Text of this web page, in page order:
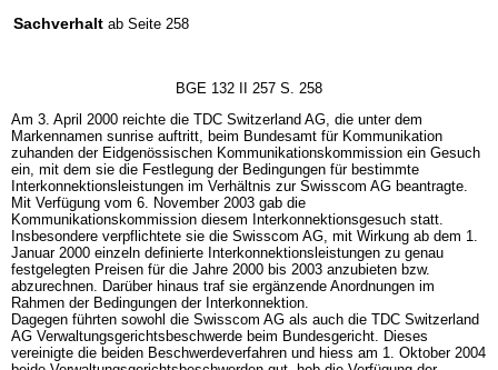
Sachverhalt ab Seite 258
BGE 132 II 257 S. 258
Am 3. April 2000 reichte die TDC Switzerland AG, die unter dem
Markennamen sunrise auftritt, beim Bundesamt für Kommunikation
zuhanden der Eidgenössischen Kommunikationskommission ein Gesuch
ein, mit dem sie die Festlegung der Bedingungen für bestimmte
Interkonnektionsleistungen im Verhältnis zur Swisscom AG beantragte.
Mit Verfügung vom 6. November 2003 gab die
Kommunikationskommission diesem Interkonnektionsgesuch statt.
Insbesondere verpflichtete sie die Swisscom AG, mit Wirkung ab dem 1.
Januar 2000 einzeln definierte Interkonnektionsleistungen zu genau
festgelegten Preisen für die Jahre 2000 bis 2003 anzubieten bzw.
abzurechnen. Darüber hinaus traf sie ergänzende Anordnungen im
Rahmen der Bedingungen der Interkonnektion.
Dagegen führten sowohl die Swisscom AG als auch die TDC Switzerland
AG Verwaltungsgerichtsbeschwerde beim Bundesgericht. Dieses
vereinigte die beiden Beschwerdeverfahren und hiess am 1. Oktober 2004